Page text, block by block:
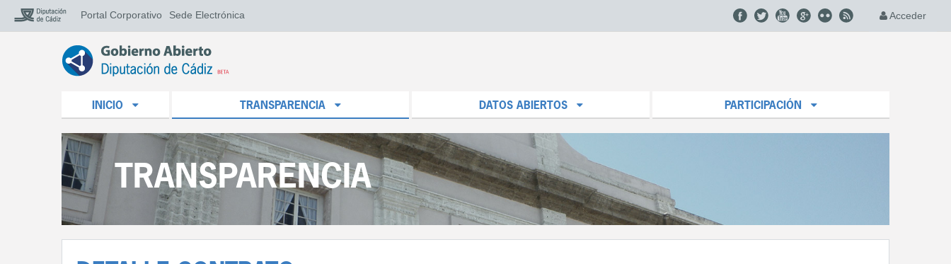
Portal Corporativo Sede Electrónica Acceder
INICIO TRANSPARENCIA DATOS ABIERTOS PARTICIPACIÓN
TRANSPARENCIA